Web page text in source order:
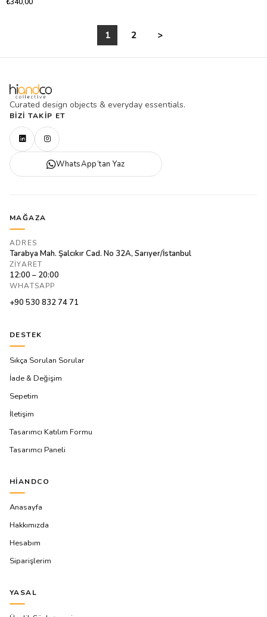
1 2 >
Curated design objects & everyday essentials.
BIZI TAKIP ET
WhatsApp’tan Yaz
MAĞAZA
ADRES
Tarabya Mah. Şalcıkır Cad. No 32A, Sarıyer/İstanbul
ZIYARET
12:00 – 20:00
WHATSAPP
+90 530 832 74 71
DESTEK
Sıkça Sorulan Sorular
İade & Değişim
Sepetim
İletişim
Tasarımcı Katılım Formu
Tasarımcı Paneli
HIANDCO
Anasayfa
Hakkımızda
Hesabım
Siparişlerim
YASAL